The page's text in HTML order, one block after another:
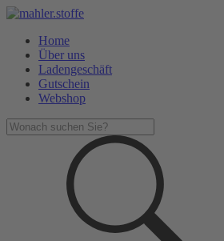
Home
Über uns
Ladengeschäft
Gutschein
Webshop